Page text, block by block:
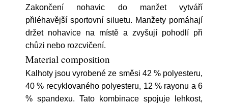
Zakončení nohavic do manžet vytváří
přiléhavější sportovní siluetu. Manžety pomáhají
držet nohavice na místě a zvyšují pohodlí při
chůzi nebo rozcvičení.
Material composition
Kalhoty jsou vyrobené ze směsi 42 % polyesteru,
40 % recyklovaného polyesteru, 12 % rayonu a 6
% spandexu. Tato kombinace spojuje lehkost,